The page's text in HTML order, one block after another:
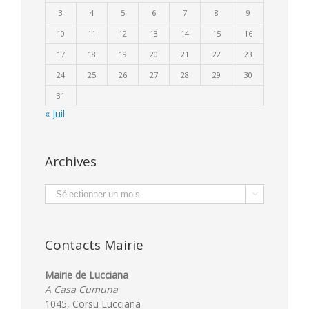
3
4 5 6 7 8
9
10
11 12 13 14 15
16
17
18 19 20 21 22
23
24
25 26 27 28 29
30
31
« Juil
Archives
Archives 
Contacts Mairie
Mairie de Lucciana
A Casa Cumuna
1045, Corsu Lucciana